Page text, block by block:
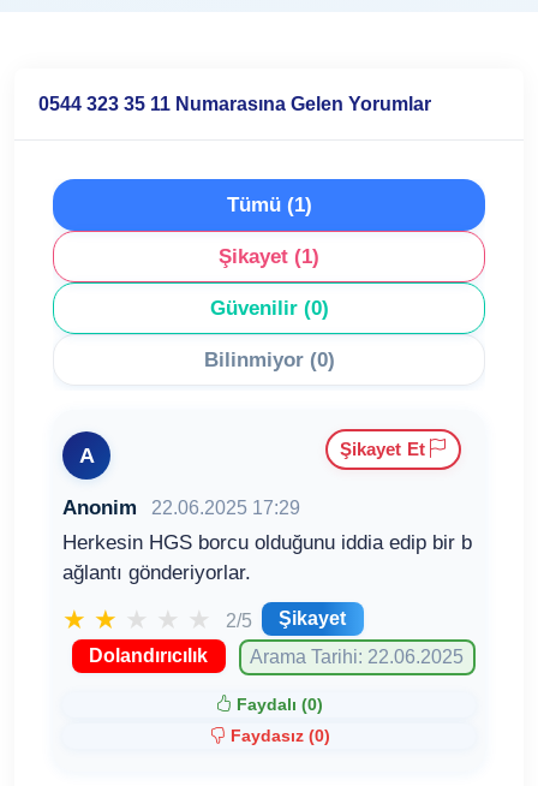
0544 323 35 11 Numarasına Gelen Yorumlar
Tümü (1)
Şikayet (1)
Güvenilir (0)
Bilinmiyor (0)
A
Anonim 22.06.2025 17:29
Herkesin HGS borcu olduğunu iddia edip bir b
ağlantı gönderiyorlar.
★ ★ ★ ★ ★ 2/5
Şikayet
Dolandırıcılık
Arama Tarihi: 22.06.2025
Faydalı (0)
Faydasız (0)
Şikayet Et